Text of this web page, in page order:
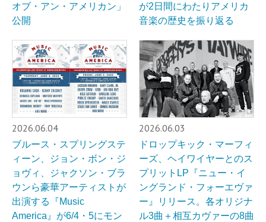
オブ・アン・アメリカン」
公開
が2日間にわたりアメリカ
音楽の歴史を振り返る
2026.06.04
ブルース・スプリングステ
ィーン、ジョン・ボン・ジ
ョヴィ、ジャクソン・ブラ
ウンら豪華アーティストが
出演する『Music
America』が6/4・5にモン
2026.06.03
ドロップキック・マーフィ
ーズ、ヘイワイヤーとのス
プリットLP『ニュー・イ
ングランド・フォーエヴァ
ー』リリース。各オリジナ
ル3曲＋相互カヴァーの8曲